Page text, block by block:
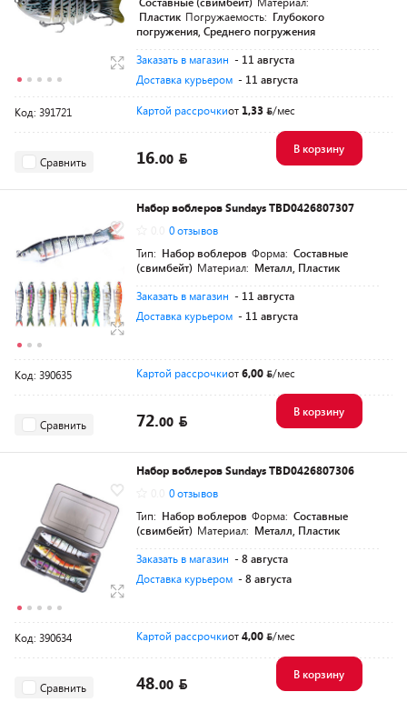
Пластик Погружаемость: Глубокого
погружения, Среднего погружения
Заказать в магазин - 11 августа
Доставка курьером - 11 августа
Код: 391721 Картой рассрочкиот 1,33 /мес
Сравнить 16.00
В корзину
Набор воблеров Sundays TBD0426807307
0 отзывов
Тип: Набор воблеров Форма: Составные
(свимбейт) Материал: Металл, Пластик
Заказать в магазин - 11 августа
Доставка курьером - 11 августа
Код: 390635 Картой рассрочкиот6,00 /мес
Сравнить 72.00
В корзину
Набор воблеров Sundays TBD0426807306
0 отзывов
Тип: Набор воблеров Форма: Составные
(свимбейт) Материал: Металл, Пластик
Заказать в магазин - 8 августа
Доставка курьером - 8 августа
Код: 390634 Картой рассрочкиот4,00 /мес
Сравнить 48.00
В корзину